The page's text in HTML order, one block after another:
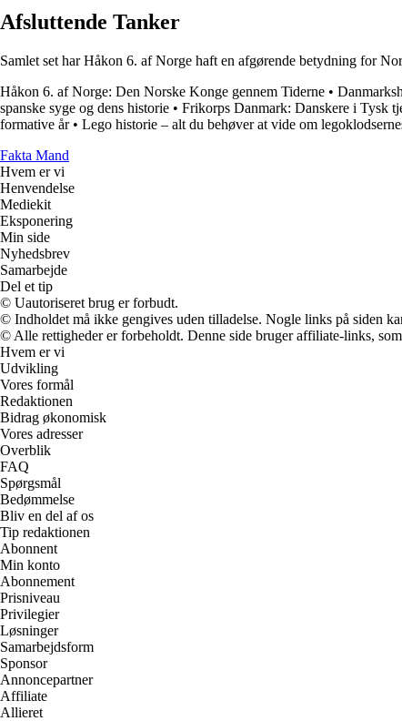
Afsluttende Tanker
Samlet set har Håkon 6. af Norge haft en afgørende betydning for
Håkon 6. af Norge: Den Norske Konge gennem Tiderne •
spanske syge og dens historie • Frikorps Danmark: Danskere i Tysk
formative år• Lego historie – alt du behøver at vide om
Fakta Mand
Hvem er vi
Henvendelse
Mediekit
Eksponering
Min side
Nyhedsbrev
Samarbejde
Del et tip
© Uautoriseret brug er forbudt.
© Indholdet må ikke gengives uden tilladelse. Nogle links på siden
© Alle rettigheder er forbeholdt. Denne side bruger affiliate-links,
Hvem er vi
Udvikling
Vores formål
Redaktionen
Bidrag økonomisk
Vores adresser
Overblik
FAQ
Spørgsmål
Bedømmelse
Bliv en del af os
Tip redaktionen
Abonnent
Min konto
Abonnement
Prisniveau
Privilegier
Løsninger
Samarbejdsform
Sponsor
Annoncepartner
Affiliate
Allieret